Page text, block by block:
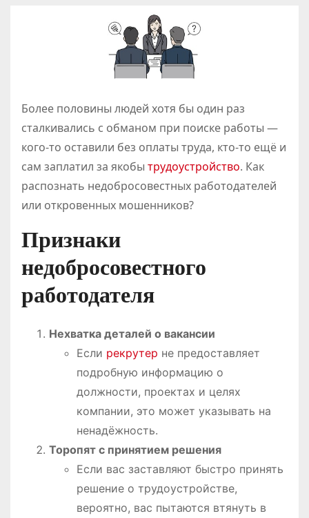
Более половины людей хотя бы один раз
сталкивались с обманом при поиске работы —
кого-то оставили без оплаты труда, кто-то ещё и
сам заплатил за якобы трудоустройство. Как
распознать недобросовестных работодателей
или откровенных мошенников?
Признаки
недобросовестного
работодателя
Нехватка деталей о вакансии
Если рекрутер не предоставляет
подробную информацию о
должности, проектах и целях
компании, это может указывать на
ненадёжность.
Торопят с принятием решения
Если вас заставляют быстро принять
решение о трудоустройстве,
вероятно, вас пытаются втянуть в